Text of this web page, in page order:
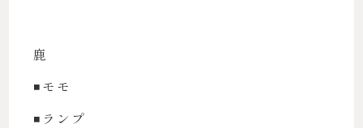
鹿
◾️モモ
◾️ランプ